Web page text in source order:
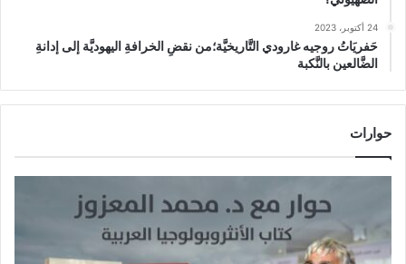
24 أكتوبر، 2023
حَفريَاتُ روجيه غارودي التَّاريخيَّة؛من نقضِ الخرافةِ اليهوديَّة إلى إدانةِ
الضَّالعين بالنَّكبة
حوارات